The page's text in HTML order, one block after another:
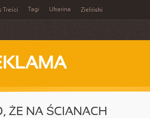
Treści Tagi Ukarina Zieliński
ŻE NA ŚCIANACH